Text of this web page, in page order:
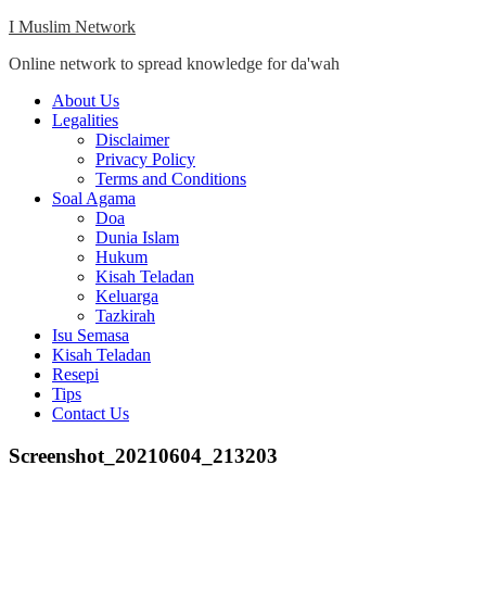
Skip
content
I Muslim Network
Online network to spread knowledge for da'wah
Close
Menu
About Us
Legalities
Disclaimer
Privacy Policy
Terms and Conditions
Soal Agama
Doa
Dunia Islam
Hukum
Kisah Teladan
Keluarga
Tazkirah
Isu Semasa
Kisah Teladan
Resepi
Tips
Contact Us
Screenshot_20210604_213203